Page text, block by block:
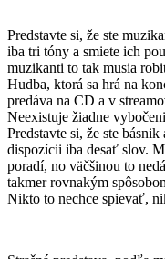
Predstavte si, že ste
iba tri tóny a smiete ich
muzikanti to tak musia
Hudba, ktorá sa hrá na
predáva na CD a v
Neexistuje žiadne
Predstavte si, že ste
dispozícii iba desať slov.
poradí, no väčšinou to
takmer rovnakým
Nikto to nechce spievať,